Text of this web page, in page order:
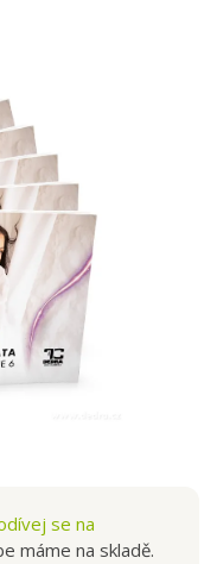
se na
máme na skladě.